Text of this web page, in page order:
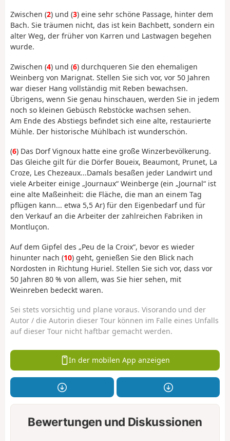
Zwischen (2) und (3) eine sehr schöne Passage, hinter dem
Bach. Sie träumen nicht, das ist kein Bachbett, sondern ein
alter Weg, der früher von Karren und Lastwagen begehen
wurde.
Zwischen (4) und (6) durchqueren Sie den ehemaligen
Weinberg von Marignat. Stellen Sie sich vor, vor 50 Jahren
war dieser Hang vollständig mit Reben bewachsen.
Übrigens, wenn Sie genau hinschauen, werden Sie in jedem
noch so kleinen Gebüsch Rebstöcke wachsen sehen.
Am Ende des Abstiegs befindet sich eine alte, restaurierte
Mühle. Der historische Mühl­bach ist wunderschön.
(6) Das Dorf Vignoux hatte eine große Winzerbevölkerung.
Das Gleiche gilt für die Dörfer Boueix, Beaumont, Prunet, La
Croze, Les Chezeaux...Damals besaßen jeder Landwirt und
viele Arbeiter einige „Journaux“ Weinberge (ein „Journal“ ist
eine alte Maßeinheit: die Fläche, die man an einem Tag
pflügen kann... etwa 5,5 Ar) für den Eigenbedarf und für
den Verkauf an die Arbeiter der zahlreichen Fabriken in
Montluçon.
Auf dem Gipfel des „Peu de la Croix“, bevor es wieder
hinunter nach (10) geht, genießen Sie den Blick nach
Nordosten in Richtung Huriel. Stellen Sie sich vor, dass vor
50 Jahren 80 % von allem, was Sie hier sehen, mit
Weinreben bedeckt waren.
Sei stets vorsichtig und plane voraus. Visorando und der
Autor / die Autorin dieser Tour können im Falle eines Unfalls
auf dieser Tour nicht haftbar gemacht werden.
In der mobilen App anzeigen
Bewertungen und Diskussionen